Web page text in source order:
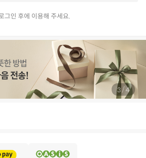
그인 후에 이용해 주세요.
3 /4